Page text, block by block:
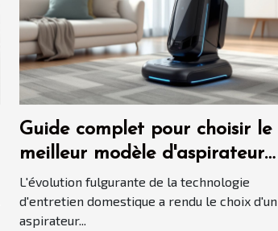
Guide complet pour choisir le
meilleur modèle d'aspirateur
automatisé en 2025
L'évolution fulgurante de la technologie
d'entretien domestique a rendu le choix d'un
aspirateur...